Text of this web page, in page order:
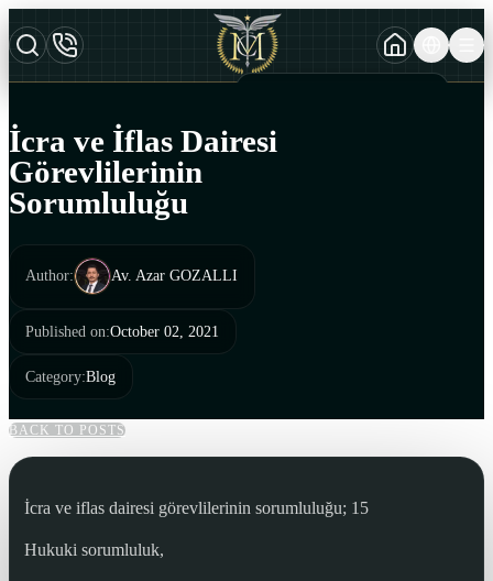
AZERBAYCAN DILI
İcra ve İflas Dairesi
Görevlilerinin
Sorumluluğu
Author: Av. Azar GOZALLI
Published on:October 02, 2021
Category:Blog
BACK TO POSTS
İcra ve iflas dairesi görevlilerinin sorumluluğu; 15
Hukuki sorumluluk,